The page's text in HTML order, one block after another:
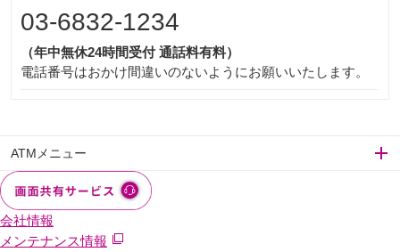
03-6832-1234
（年中無休24時間受付 通話料有料）
電話番号はおかけ間違いのないようにお願いいたします。
ATMメニュー
会社情報
メンテナンス情報